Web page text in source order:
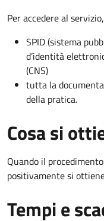
Per accedere al
SPID (sistema
d’identità
(CNS)
tutta la
della pratica.
Cosa si
Quando il
positivamente si
Tempi e